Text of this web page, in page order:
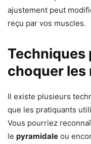
ajustement peut
reçu par vos muscles.
Techniques
choquer les
Il existe plusieurs
que les pratiquants
Vous pourriez
le pyramidale ou